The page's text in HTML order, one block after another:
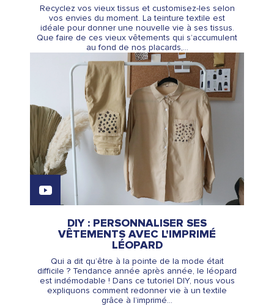
Recyclez vos vieux tissus et customisez-les selon
vos envies du moment. La teinture textile est
idéale pour donner une nouvelle vie à ses tissus.
Que faire de ces vieux vêtements qui s’accumulent
au fond de nos placards,...
DIY : PERSONNALISER SES
VÊTEMENTS AVEC L'IMPRIMÉ
LÉOPARD
Qui a dit qu’être à la pointe de la mode était
difficile ? Tendance année après année, le léopard
est indémodable ! Dans ce tutoriel DIY, nous vous
expliquons comment redonner vie à un textile
grâce à l’imprimé...